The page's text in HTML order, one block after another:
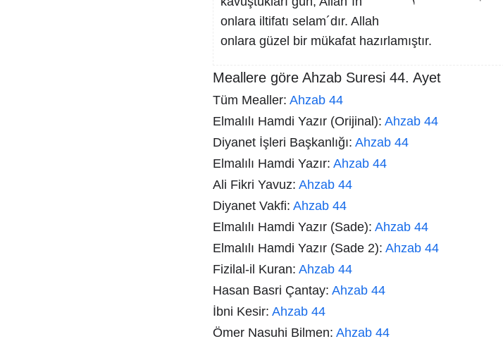
onlara iltifatı selam´dır. Allah
onlara güzel bir mükafat hazırlamıştır.
Meallere göre Ahzab Suresi 44. Ayet
Tüm Mealler: Ahzab 44
Elmalılı Hamdi Yazır (Orijinal): Ahzab 44
Diyanet İşleri Başkanlığı: Ahzab 44
Elmalılı Hamdi Yazır: Ahzab 44
Ali Fikri Yavuz: Ahzab 44
Diyanet Vakfi: Ahzab 44
Elmalılı Hamdi Yazır (Sade): Ahzab 44
Elmalılı Hamdi Yazır (Sade 2): Ahzab 44
Fizilal-il Kuran: Ahzab 44
Hasan Basri Çantay: Ahzab 44
İbni Kesir: Ahzab 44
Ömer Nasuhi Bilmen: Ahzab 44